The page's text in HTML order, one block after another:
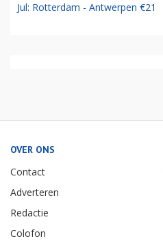
Jul: Rotterdam - Antwerpen €21
OVER ONS
Contact
Adverteren
Redactie
Colofon